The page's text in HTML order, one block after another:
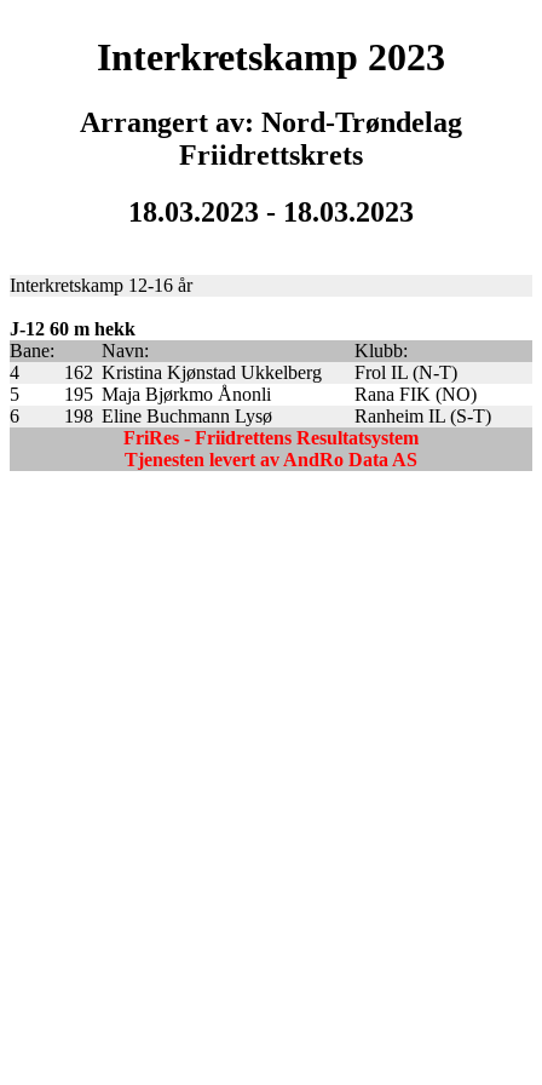
Interkretskamp 2023
Arrangert av: Nord-Trøndelag
Friidrettskrets
18.03.2023 - 18.03.2023
Interkretskamp 12-16 år
J-12 60 m hekk
Bane:
Navn:
Klubb:
4
162 Kristina Kjønstad Ukkelberg
Frol IL (N-T)
5
195 Maja Bjørkmo Ånonli
Rana FIK (NO)
6
198 Eline Buchmann Lysø
Ranheim IL (S-T)
FriRes - Friidrettens Resultatsystem
Tjenesten levert av AndRo Data AS